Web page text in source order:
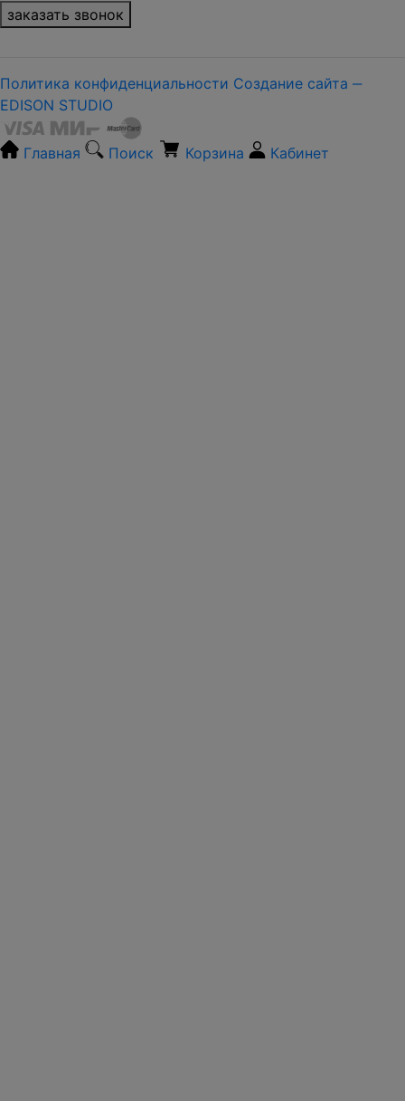
заказать звонок
Политика конфиденциальности Создание сайта ‒
EDISON STUDIO
Главная Поиск Корзина Кабинет